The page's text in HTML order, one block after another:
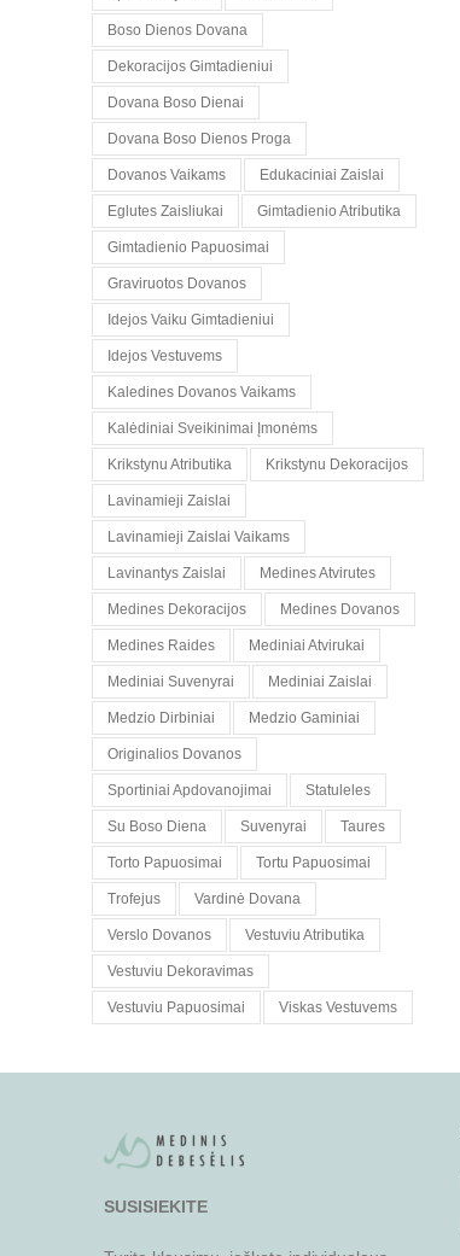
Boso Dienos Dovana
Dekoracijos Gimtadieniui
Dovana Boso Dienai
Dovana Boso Dienos Proga
Dovanos Vaikams Edukaciniai Zaislai
Eglutes Zaisliukai Gimtadienio Atributika
Gimtadienio Papuosimai
Graviruotos Dovanos
Idejos Vaiku Gimtadieniui
Idejos Vestuvems
Kaledines Dovanos Vaikams
Kalėdiniai Sveikinimai Įmonėms
Krikstynu Atributika Krikstynu Dekoracijos
Lavinamieji Zaislai
Lavinamieji Zaislai Vaikams
Lavinantys Zaislai Medines Atvirutes
Medines Dekoracijos Medines Dovanos
Medines Raides Mediniai Atvirukai
Mediniai Suvenyrai Mediniai Zaislai
Medzio Dirbiniai Medzio Gaminiai
Originalios Dovanos
Sportiniai Apdovanojimai Statuleles
Su Boso Diena Suvenyrai Taures
Torto Papuosimai Tortu Papuosimai
Trofejus Vardinė Dovana
Verslo Dovanos Vestuviu Atributika
Vestuviu Dekoravimas
Vestuviu Papuosimai Viskas Vestuvems
SUSISIEKITE